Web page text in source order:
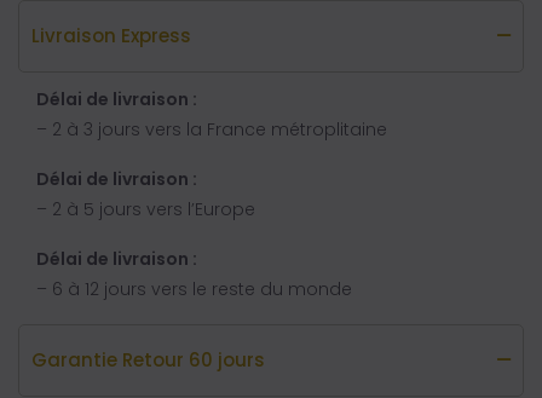
Livraison Express
Délai de livraison :
– 2 à 3 jours vers la France métroplitaine
Délai de livraison :
– 2 à 5 jours vers l’Europe
Délai de livraison :
– 6 à 12 jours vers le reste du monde
Garantie Retour 60 jours